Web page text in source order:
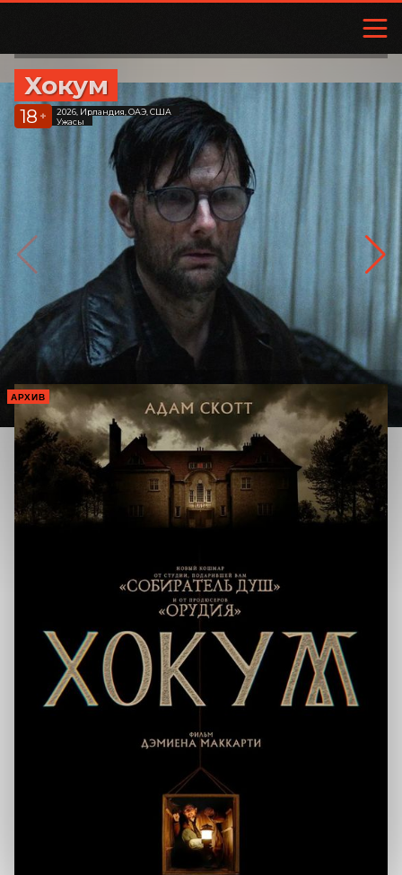
Хокум
18 +
2026, Ирландия, ОАЭ, США
Ужасы
АРХИВ